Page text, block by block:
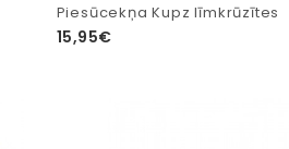
Piesūcekņa Kupz līmkrūzītes
15,95€